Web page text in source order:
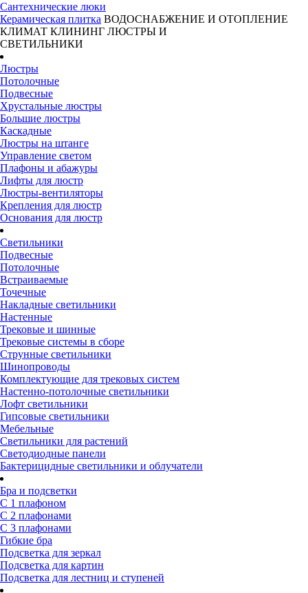
Сантехнические люки
Керамическая плитка ВОДОСНАБЖЕНИЕ И ОТОПЛЕНИЕ
КЛИМАТ КЛИНИНГ ЛЮСТРЫ И
СВЕТИЛЬНИКИ
Люстры
Потолочные
Подвесные
Хрустальные люстры
Большие люстры
Каскадные
Люстры на штанге
Управление светом
Плафоны и абажуры
Лифты для люстр
Люстры-вентиляторы
Крепления для люстр
Основания для люстр
Светильники
Подвесные
Потолочные
Встраиваемые
Точечные
Накладные светильники
Настенные
Трековые и шинные
Трековые системы в сборе
Струнные светильники
Шинопроводы
Комплектующие для трековых систем
Настенно-потолочные светильники
Лофт светильники
Гипсовые светильники
Мебельные
Светильники для растений
Светодиодные панели
Бактерицидные светильники и облучатели
Бра и подсветки
С 1 плафоном
С 2 плафонами
С 3 плафонами
Гибкие бра
Подсветка для зеркал
Подсветка для картин
Подсветка для лестниц и ступеней